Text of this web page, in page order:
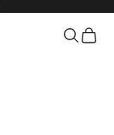
検索を開
カー